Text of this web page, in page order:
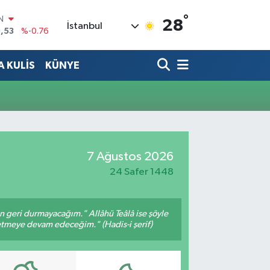
%-0.76
%0.01
İstanbul 28°
KULİS KÜNYE
7 Ağustos 2026
24 Safer 1448
geri durmayacağım." Allâhü Teâlâ ise şöyle
devam edeceğim." (Hadis-i şerif)